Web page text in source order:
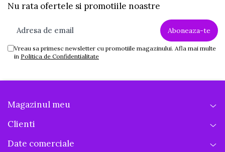
Nu rata ofertele si promotiile noastre
Vreau sa primesc newsletter cu promotiile magazinului. Afla mai multe
in Politica de Confidentialitate
Magazinul meu
Clienti
Date comerciale